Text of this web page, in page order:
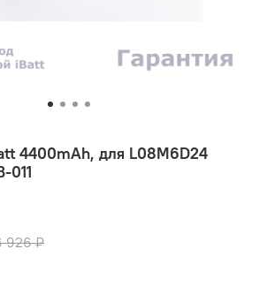
4400mAh, для L08M6D24
011
926 ₽